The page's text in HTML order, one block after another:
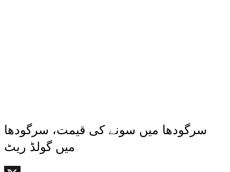
سرگودھا میں سونے کی قیمت، سرگودھا
میں گولڈ ریٹ